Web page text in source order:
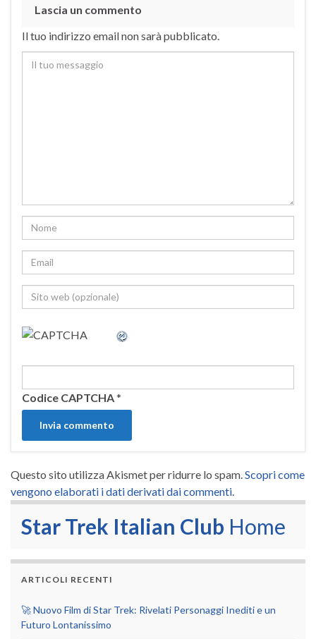
Lascia un commento
Il tuo indirizzo email non sarà pubblicato.
Codice CAPTCHA*
Questo sito utilizza Akismet per ridurre lo spam. Scopri come
vengono elaborati i dati derivati dai commenti
Star Trek Italian Club Home
ARTICOLI RECENTI
🚀 Nuovo Film di Star Trek: Rivelati Personaggi Inediti e un
Futuro Lontanissimo